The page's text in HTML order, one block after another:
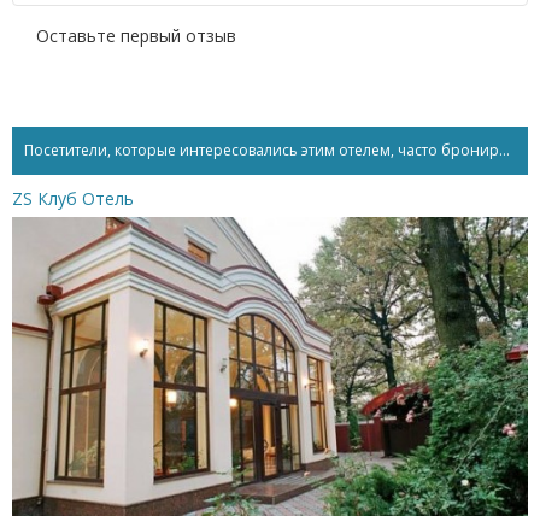
Оставьте первый отзыв
Посетители, которые интересовались этим отелем, часто бронируют...
ZS Клуб Отель